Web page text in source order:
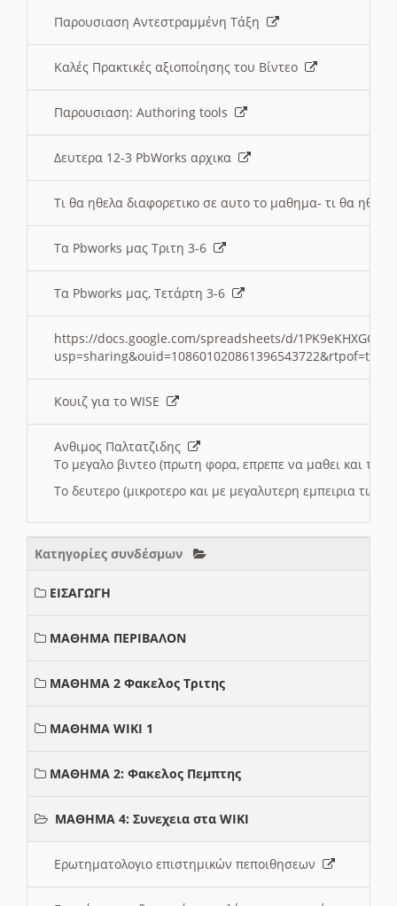
Παρουσιαση Αντεστραμμένη Τάξη
Καλές Πρακτικές αξιοποίησης του Βίντεο
Παρουσιαση: Authoring tools
Δευτερα 12-3 PbWorks αρχικα
Τι θα ηθελα διαφορετικο σε αυτο το μαθημα- τι θα
Τα Pbworks μας Τριτη 3-6
Τα Pbworks μας, Τετάρτη 3-6
https://docs.google.com/spreadsheets/d/
Κουιζ για το WISE
Ανθιμος Παλτατζιδης
Το μεγαλο βιντεο (πρωτη φορα, επρεπε να μαθει και το
Το δευτερο (μικροτερο και με μεγαλυτερη εμπειρια
Κατηγορίες συνδέσμων
ΕΙΣΑΓΩΓΗ
ΜΑΘΗΜΑ ΠΕΡΙΒΑΛΟΝ
ΜΑΘΗΜΑ 2 Φακελος Τριτης
ΜΑΘΗΜΑ WIKI 1
ΜΑΘΗΜΑ 2: Φακελος Πεμπτης
ΜΑΘΗΜΑ 4: Συνεχεια στα WIKI
Ερωτηματολογιο επιστημικών πεποιθησεων